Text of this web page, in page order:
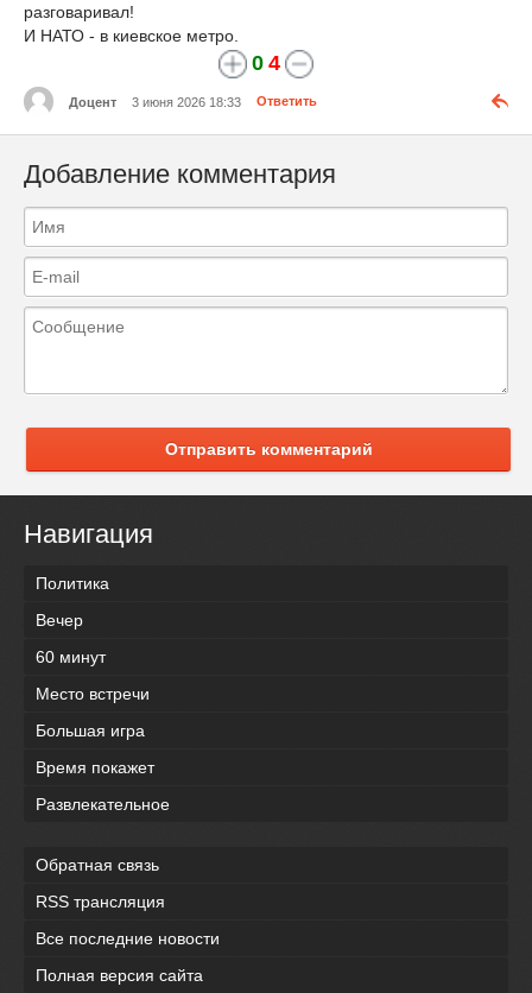
разговаривал!
И НАТО - в киевское метро.
0 4
Доцент 3 июня 2026 18:33 Ответить
Добавление комментария
Отправить комментарий
Навигация
Политика
Вечер
60 минут
Место встречи
Большая игра
Время покажет
Развлекательное
Обратная связь
RSS трансляция
Все последние новости
Полная версия сайта